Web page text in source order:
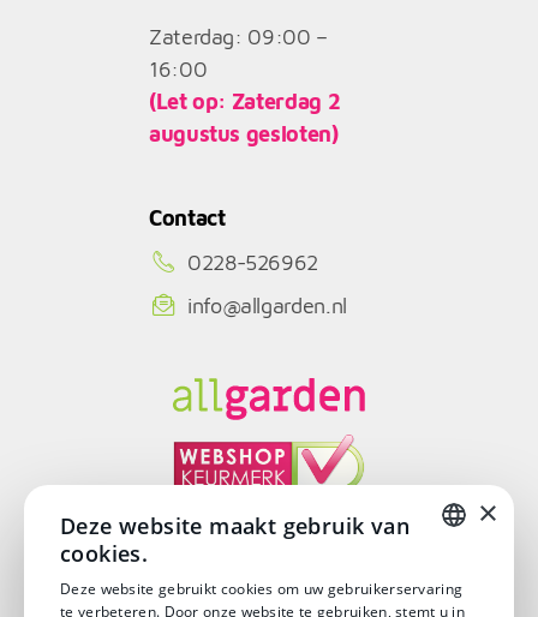
Zaterdag: 09:00 –
16:00
(Let op: Zaterdag 2
augustus gesloten)
Contact
0228-526962
info@allgarden.nl
×
Deze website maakt gebruik van
cookies.
Deze website gebruikt cookies om uw gebruikerservaring
te verbeteren. Door onze website te gebruiken, stemt u in